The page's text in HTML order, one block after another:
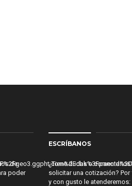
de
poder
ESCRÍBANOS
¿Tiene dudas o
solicitar una cotización?
y con gusto le atenderemos: